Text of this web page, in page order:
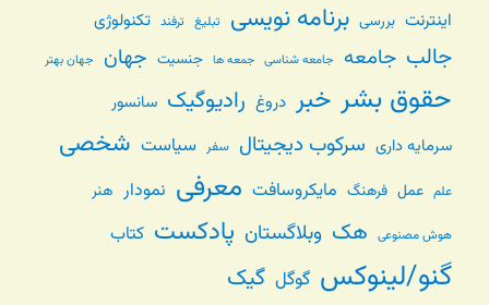
اینترنت بررسی برنامه نویسی تبلیغ ترفند تکنولوژی
جالب جامعه جامعه شناسی جمعه ها جنسیت جهان جهان بهتر
حقوق بشر خبر دروغ رادیوگیک سانسور
سرمایه داری سرکوب دیجیتال سفر سیاست شخصی
علم عمل فرهنگ مایکروسافت معرفی نمودار هنر
هوش مصنوعی هک وبلاگستان پادکست کتاب
گنو/لینوکس گوگل گیک